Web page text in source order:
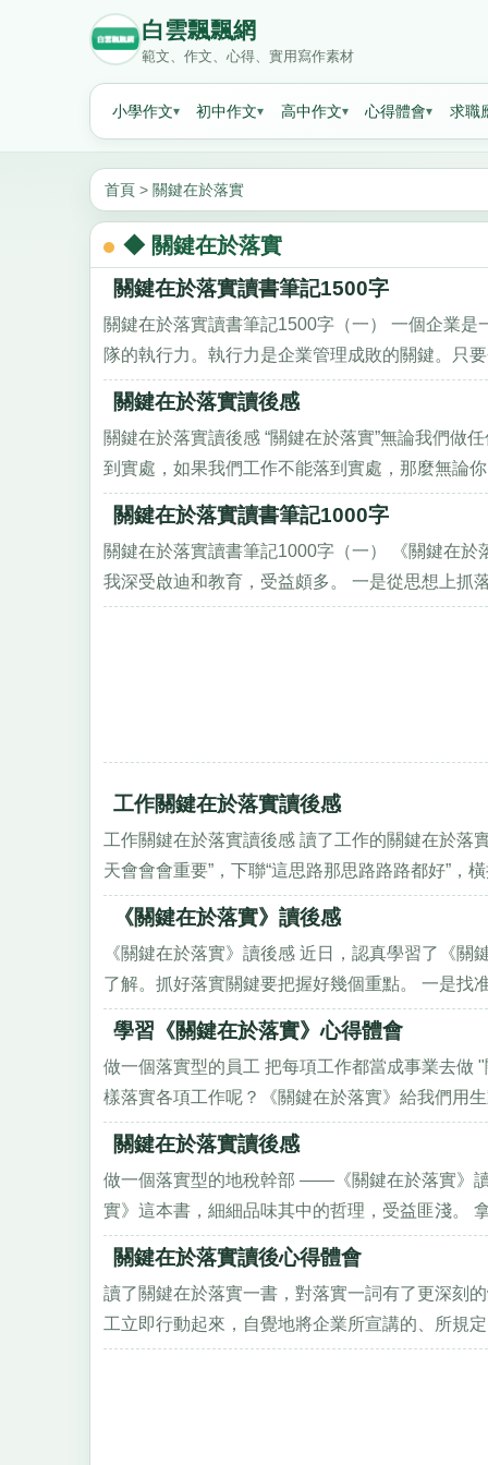
白雲飄飄網
範文、作文、心得、實用寫作素材
小學作文 初中作文 高中作文 心得體會 求職
首頁> 關鍵在於落實
◆ 關鍵在於落實
關鍵在於落實讀書筆記1500字
關鍵在於落實讀書筆記1500字（一） 一個企業
隊的執行力。執行力是企業管理成敗的關鍵。只
關鍵在於落實讀後感
關鍵在於落實讀後感 “關鍵在於落實”無論我們做
到實處，如果我們工作不能落到實處，那麼無論
關鍵在於落實讀書筆記1000字
關鍵在於落實讀書筆記1000字（一） 《關鍵在
我深受啟迪和教育，受益頗多。 一是從思想上抓
工作關鍵在於落實讀後感
工作關鍵在於落實讀後感 讀了工作的關鍵在於落
天會會會重要”，下聯“這思路那思路路路都好”，橫
《關鍵在於落實》讀後感
《關鍵在於落實》讀後感 近日，認真學習了《
了解。抓好落實關鍵要把握好幾個重點。 一是找
學習《關鍵在於落實》心得體會
做一個落實型的員工 把每項工作都當成事業去做
樣落實各項工作呢？《關鍵在於落實》給我們用
關鍵在於落實讀後感
做一個落實型的地稅幹部 ――《關鍵在於落實》
實》這本書，細細品味其中的哲理，受益匪淺。
關鍵在於落實讀後心得體會
讀了關鍵在於落實一書，對落實一詞有了更深刻
工立即行動起來，自覺地將企業所宣講的、所規